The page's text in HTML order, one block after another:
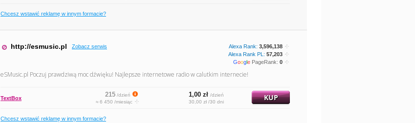
Chcesz wstawić reklamę w innym formacie?
http://esmusic.pl Zobacz serwis Alexa Rank: 3,596,138
Alexa Rank PL: 57,203
Google PageRank: 0
eSMusic.pl Poczuj prawdziwą moc dźwięku! Najlepsze internetowe radio w calutkim internecie!
TextBox 215 /dzień
≈ 6 450 /miesiąc
1,00 zł /dzień
30,00 zł /30 dni
KUP
Chcesz wstawić reklamę w innym formacie?